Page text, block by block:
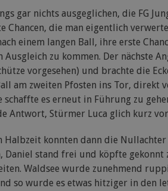
gar nichts ausgeglichen, die FG
Chancen, die man eigentlich
einem langen Ball, ihre erste
Ausgleich zu kommen. Der nächste
vorgesehen) und brachte die
am zweiten Pfosten ins Tor, direkt
schaffte es erneut in Führung zu
Antwort, Stürmer Luca glich kurz
Halbzeit konnten dann die
Daniel stand frei und köpfte
Waldsee wurde zunehmend
so wurde es etwas hitziger in den